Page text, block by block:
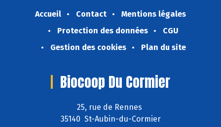
Accueil Contact
Mentions légales
Protection des données
CGU
Gestion des cookies
Plan du site
Biocoop Du Cormier
25, rue de Rennes
35140 St-Aubin-du-Cormier